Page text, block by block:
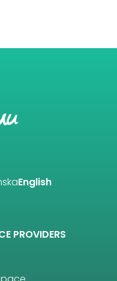
English
PROVIDERS